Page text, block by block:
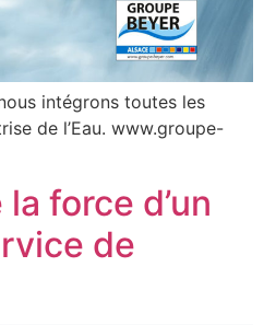
intégrons toutes les
de l’Eau. www.groupe-
force d’un
de